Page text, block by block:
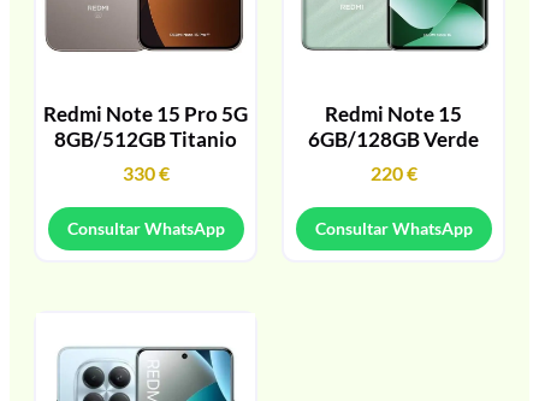
Redmi Note 15 Pro 5G
8GB/512GB Titanio
330€
Consultar WhatsApp
Redmi Note 15
6GB/128GB Verde
220€
Consultar WhatsApp